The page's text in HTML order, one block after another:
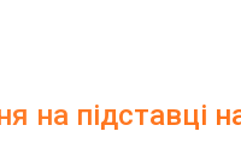
на підставці